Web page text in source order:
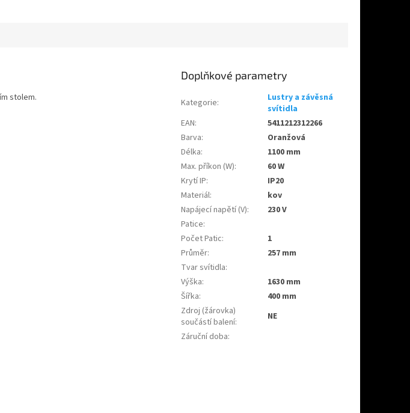
stolem.
Doplňkové parametry
Kategorie:
Lustry a závěsná
svítidla
EAN:
5411212312266
Barva:
Oranžová
Délka:
1100 mm
Max. příkon (W):
60 W
Krytí IP:
IP20
Materiál:
kov
Napájecí napětí (V):
230 V
Patice:
Počet Patic:
1
Průměr:
257 mm
Tvar svítidla:
Výška:
1630 mm
Šířka:
400 mm
Zdroj (žárovka)
součástí balení:
NE
Záruční doba: